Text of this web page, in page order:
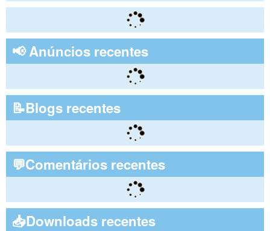
📢 Anúncios recentes
📝Blogs recentes
💬Comentários recentes
📥Downloads recentes